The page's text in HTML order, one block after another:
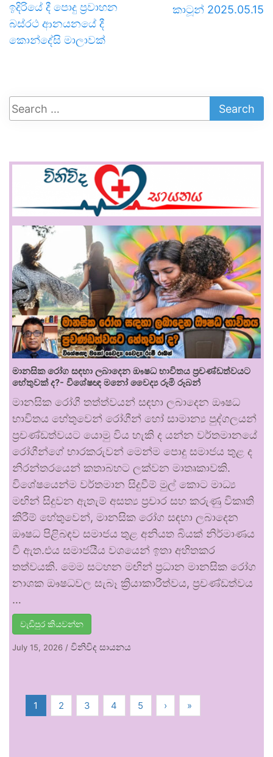
ඉදිරියේ දී පොදු ප්‍රවාහන
බස්රථ ආනයනයේ දී
කොන්දේසි මාලාවක්
කාටූන් 2025.05.15
මානසික රෝග සඳහා ලබාදෙන ඖෂධ භාවිතය ප්‍රචණ්ඩත්වයට
හේතුවක් ද?- විශේෂඥ මනෝ වෛද්‍ය රූමි රූබන්
මානසික රෝගී තත්ත්වයන් සඳහා ලබාදෙන ඖෂධ
භාවිතය හේතුවෙන් රෝගීන් හෝ සාමාන්‍ය පුද්ගලයන්
ප්‍රචණ්ඩත්වයට යොමු විය හැකි ද යන්න වර්තමානයේ
රෝගීන්ගේ භාරකරුවන් මෙන්ම පොදු සමාජය තුළ ද
නිරන්තරයෙන් කතාබහට ලක්වන මාතෘකාවකි.
විශේෂයෙන්ම වර්තමාන සිදුවීම් මුල් කොට මාධ්‍ය
මඟින් සිදුවන ඇතැම් අසත්‍ය ප්‍රචාර සහ කරුණු විකෘති
කිරීම් හේතුවෙන්, මානසික රෝග සඳහා ලබාදෙන
ඖෂධ පිළිබඳව සමාජය තුළ අනියත බියක් නිර්මාණය
වී ඇත.එය සමාජයීය වශයෙන් ඉතා අහිතකර
තත්වයකි. මෙම සටහන මඟින් ප්‍රධාන මානසික රෝග
නාශක ඖෂධවල සැබෑ ක්‍රියාකාරීත්වය, ප්‍රචණ්ඩත්වය
…
වැඩිපුර කියවන්න
July 15, 2026 / විනිවිද සායනය
1 2 3 4 5 › »